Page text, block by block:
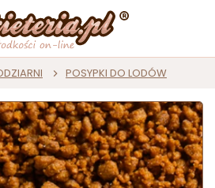
POSYPKI DO LODÓW